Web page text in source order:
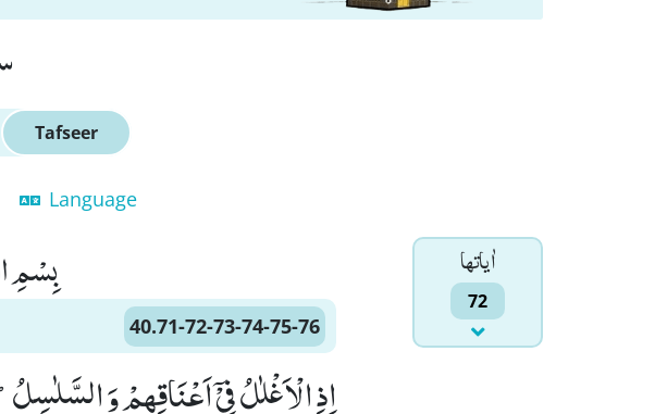
Tafseer
Language
اٰياتها
72
بِسْمِ
40.71-72-73-74-75-76